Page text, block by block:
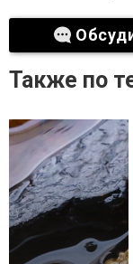
Также по